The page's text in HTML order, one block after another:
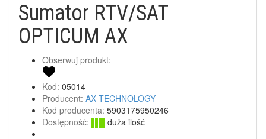
Sumator RTV/SAT
OPTICUM AX
Obserwuj produkt:
Kod: 05014
Producent: AX TECHNOLOGY
Kod producenta: 5903175950246
Dostępność:
duża ilość